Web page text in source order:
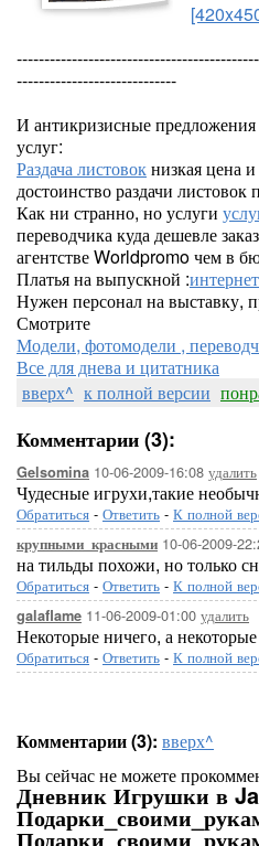
-----------------------------
И антикризисные
услуг:
Раздача листовокнизкая цена
достоинство раздачи листовок
Как ни странно, но услуги
переводчика куда дешевле
агентстве Worldpromo чем в
Платья на выпускной :
Нужен персонал на выставку,
Смотрите
Модели, фотомодели ,
Все для днева и цитатника
вверх^ к полной версии
Комментарии (3):
Gelsomina 10-06-2009-16:08 удалить
Чудесные игрухи,такие
Обратиться - Ответить - К полной
крупными_красными 10-06-2009-
на тильды похожи, но только
Обратиться - Ответить - К полной
galaflame 11-06-2009-01:00 удалить
Некоторые ничего, а
Обратиться - Ответить - К полной
Комментарии (3): вверх^
Вы сейчас не можете
Дневник Игрушки в